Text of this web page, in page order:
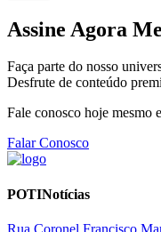
Assine Agora
Faça parte do nosso
Desfrute de conteúdo
Fale conosco hoje mesmo
Falar Conosco
POTINotícias
Rua Coronel Francisco